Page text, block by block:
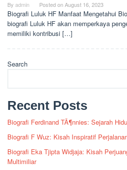
By admin Posted onAugust 16, 2023
Biografi Luluk HF Manfaat Mengetahui
biografi Luluk HF akan memperkaya
memiliki kontribusi […]
Search
Recent Posts
Biografi Ferdinand TÃ¶nnies: Sejarah
Biografi F Wuz: Kisah Inspiratif
Biografi Eka Tjipta Widjaja: Kisah
Multimiliar